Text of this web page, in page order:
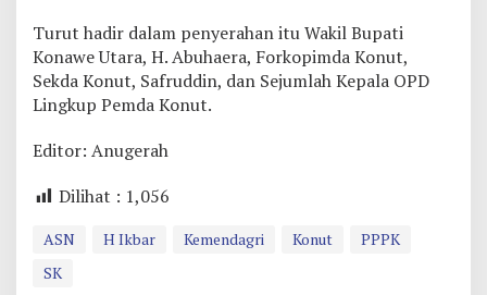
Turut hadir dalam penyerahan itu Wakil Bupati
Konawe Utara, H. Abuhaera, Forkopimda Konut,
Sekda Konut, Safruddin, dan Sejumlah Kepala OPD
Lingkup Pemda Konut.
Editor: Anugerah
Dilihat : 1,056
ASN H Ikbar Kemendagri Konut
PPPK
SK